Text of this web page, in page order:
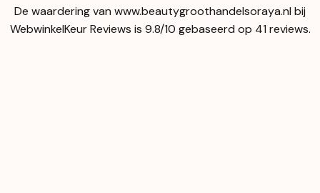
De waardering van www.beautygroothandelsoraya.nl bij
WebwinkelKeur Reviews is 9.8/10 gebaseerd op 41 reviews.